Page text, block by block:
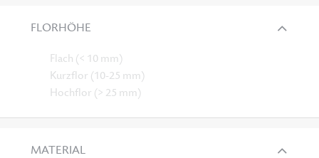
FLORHÖHE
Flach (< 10 mm)
Kurzflor (10-25 mm)
Hochflor (> 25 mm)
MATERIAL